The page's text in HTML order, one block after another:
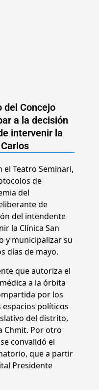
del Concejo
a la decisión
intervenir la
el Teatro Seminari,
de
del
de
del intendente
la Clínica San
y municipalizar su
días de mayo.
que autoriza el
a la órbita
por los
políticos
del distrito,
Chmit. Por otro
convalidó el
que a partir
Presidente